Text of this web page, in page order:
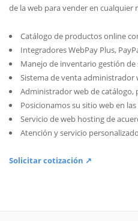
de la web para vender en
Catálogo de productos online
Integradores WebPay Plus,
Manejo de inventario gestión de
Sistema de venta administrador
Administrador web de
Posicionamos su sitio web en
Servicio de web hosting de
Atención y servicio
Solicitar cotización ↗